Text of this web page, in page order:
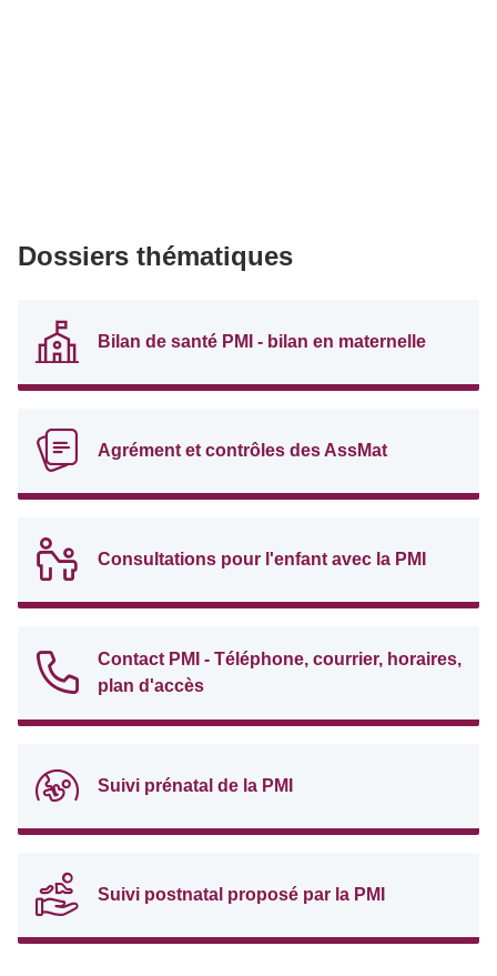
Dossiers thématiques
Bilan de santé PMI - bilan en maternelle
Agrément et contrôles des AssMat
Consultations pour l'enfant avec la PMI
Contact PMI - Téléphone, courrier, horaires,
plan d'accès
Suivi prénatal de la PMI
Suivi postnatal proposé par la PMI